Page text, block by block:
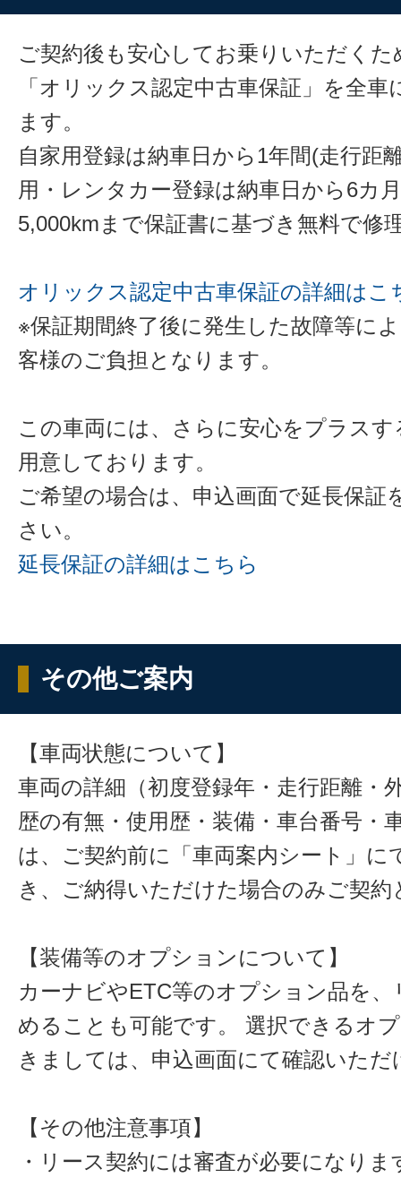
ご契約後も安心してお乗りいただくた
「オリックス認定中古車保証」を全
ます。
自家用登録は納車日から1年間(走行距
用・レンタカー登録は納車日から6カ
5,000kmまで保証書に基づき無料で修
オリックス認定中古車保証の詳細はこ
※保証期間終了後に発生した故障等に
客様のご負担となります。
この車両には、さらに安心をプラス
用意しております。
ご希望の場合は、申込画面で延長保証
さい。
延長保証の詳細はこちら
その他ご案内
【車両状態について】
車両の詳細（初度登録年・走行距離・
歴の有無・使用歴・装備・車台番号・
は、ご契約前に「車両案内シート」に
き、ご納得いただけた場合のみご契約
【装備等のオプションについて】
カーナビやETC等のオプション品を、
めることも可能です。 選択できるオ
きましては、申込画面にて確認いただ
【その他注意事項】
・リース契約には審査が必要になりま